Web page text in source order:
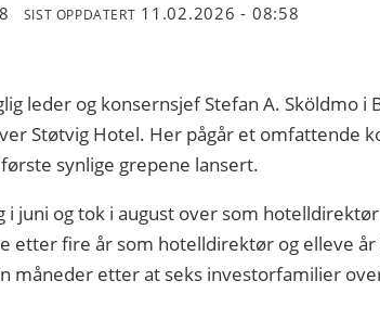
SIST OPPDATERT 11.02.2026 - 08:58
leder og konsernsjef Stefan A. Sköldmo i
Støtvig Hotel. Her pågår et omfattende
synlige grepene lansert.
i juni og tok i august over som
etter fire år som hotelldirektør og elleve år
måneder etter at seks investorfamilier